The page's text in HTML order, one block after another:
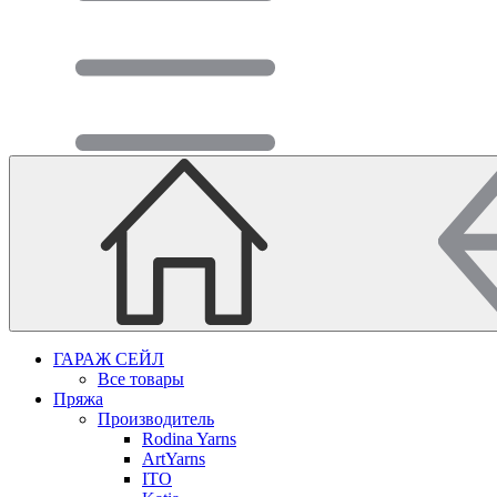
ГАРАЖ СЕЙЛ
Все товары
Пряжа
Производитель
Rodina Yarns
ArtYarns
ITO